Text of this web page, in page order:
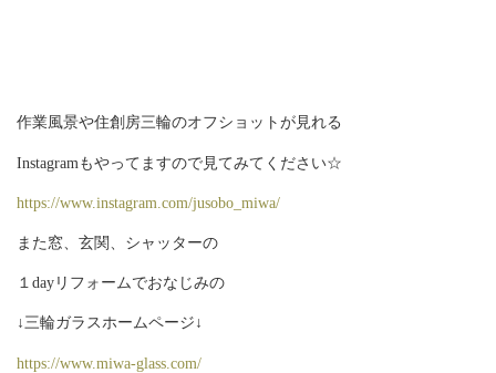
作業風景や住創房三輪のオフショットが見れる
Instagramもやってますので見てみてください☆
https://www.instagram.com/jusobo_miwa/
また窓、玄関、シャッターの
１dayリフォームでおなじみの
↓三輪ガラスホームページ↓
https://www.miwa-glass.com/